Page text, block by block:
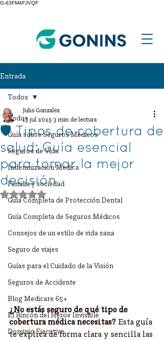
G-63FM4FJVQF
Entrada
Todos
Guía sobre Seguros Médicos
Seguros de Vida
Indemnizacion Medica
Familia y sociedad
Guía Completa de Protección Dental
Guía Completa de Seguros Médicos
Consejos de un estilo de vida sana
Seguro de viajes
Guías para el Cuidado de la Visión
Seguros de Accidente
Blog Medicare 65+
El Rincón del Héroe Invisible
Dominio Ejecutivo
Todos
🛡️ Tipos de cobertura de
salud: Guía esencial
para tomar la mejor
decisión
Julio Gonzalez
13 jul 2025 3 min de lectura
Obtuvo NaN de 5 estrellas.
¿No estás seguro de qué tipo de
cobertura médica necesitas? Esta guía
te explica de forma clara y sencilla las